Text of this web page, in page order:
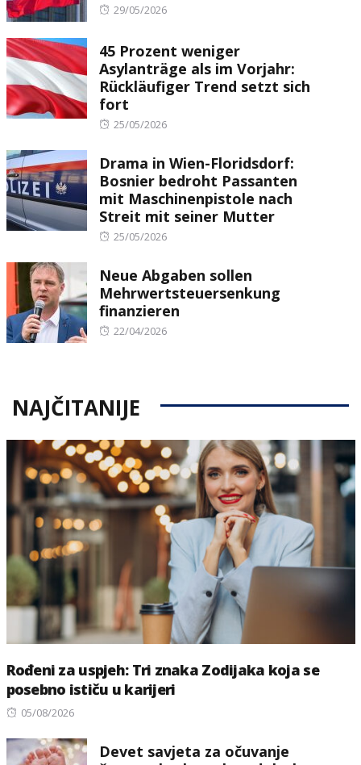
Posted
29/05/2026
45 Prozent weniger
Asylanträge als im Vorjahr:
Rückläufiger Trend setzt sich
fort
Posted
25/05/2026
Drama in Wien-Floridsdorf:
Bosnier bedroht Passanten
mit Maschinenpistole nach
Streit mit seiner Mutter
Posted
25/05/2026
Neue Abgaben sollen
Mehrwertsteuersenkung
finanzieren
Posted
22/04/2026
NAJČITANIJE
Rođeni za uspjeh: Tri znaka Zodijaka koja se
posebno ističu u karijeri
Posted
05/08/2026
Devet savjeta za očuvanje